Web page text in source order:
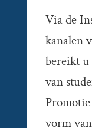
Via de
kanalen
bereikt u
van
vorm